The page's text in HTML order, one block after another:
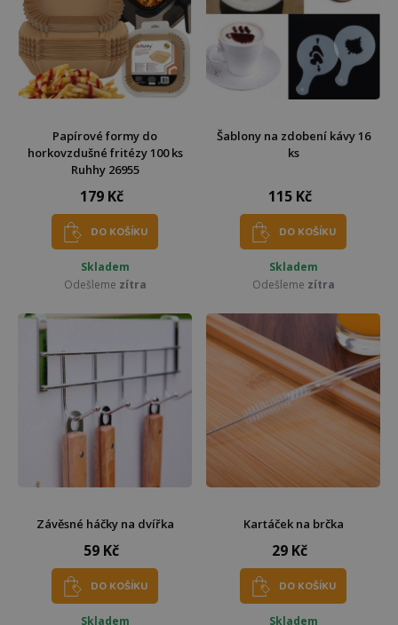
Papírové formy do
horkovzdušné fritézy 100 ks
Ruhhy 26955
179 Kč
DO KOŠÍKU
Skladem
Odešleme zítra
Šablony na zdobení kávy 16
ks
115 Kč
DO KOŠÍKU
Skladem
Odešleme zítra
Závěsné háčky na dvířka
59 Kč
DO KOŠÍKU
Skladem
Kartáček na brčka
29 Kč
DO KOŠÍKU
Skladem